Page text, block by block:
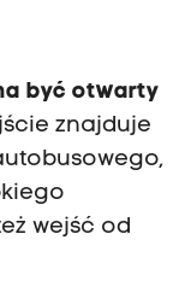
być otwarty
znajduje
wejść od